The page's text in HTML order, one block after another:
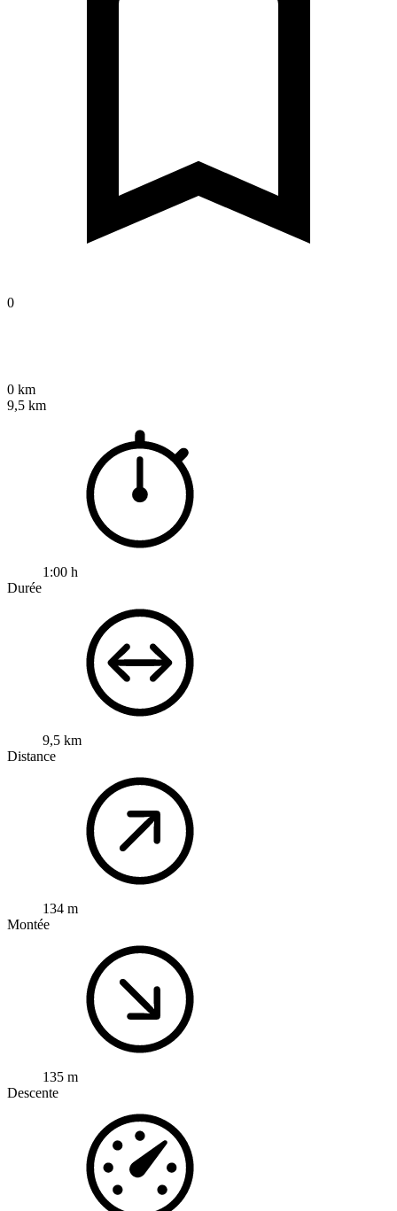
0
0 km
9,5 km
1:00 h
Durée
9,5 km
Distance
134 m
Montée
135 m
Descente